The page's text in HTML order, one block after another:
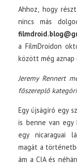
Ahhoz, hogy
nincs más
a FilmDroidon
között még aznap
Jeremy Rennert
főszereplő
Egy újságíró egy
is benne van egy
egy nicaraguai
magát a
ám a CIA és